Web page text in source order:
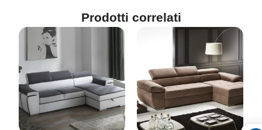
Prodotti correlati